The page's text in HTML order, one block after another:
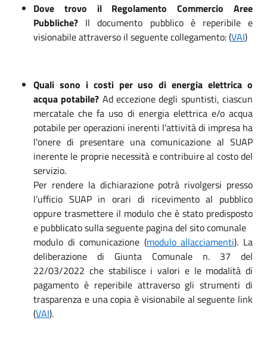
Dove trovo il Regolamento Commercio Aree
Pubbliche? Il documento pubblico è reperibile e
visionabile attraverso il seguente collegamento: (VAI)
Quali sono i costi per uso di energia elettrica o
acqua potabile? Ad eccezione degli spuntisti, ciascun
mercatale che fa uso di energia elettrica e/o acqua
potabile per operazioni inerenti l’attività di impresa ha
l'onere di presentare una comunicazione al SUAP
inerente le proprie necessità e contribuire al costo del
servizio.
Per rendere la dichiarazione potrà rivolgersi presso
l’ufficio SUAP in orari di ricevimento al pubblico
oppure trasmettere il modulo che è stato predisposto
e pubblicato sulla seguente pagina del sito comunale
modulo di comunicazione (modulo allacciamenti). La
deliberazione di Giunta Comunale n. 37 del
22/03/2022 che stabilisce i valori e le modalità di
pagamento è reperibile attraverso gli strumenti di
trasparenza e una copia è visionabile al seguente link
(VAI).